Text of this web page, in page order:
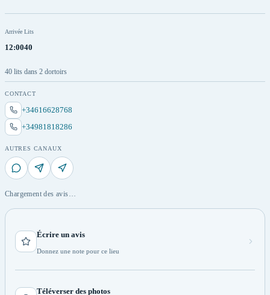
Arrivée
12:00
Lits
40
40 lits dans 2 dortoirs
CONTACT
+34616628768
+34981818286
AUTRES CANAUX
Chargement des avis…
Écrire un avis
Donnez une note pour ce lieu
Téléverser des photos